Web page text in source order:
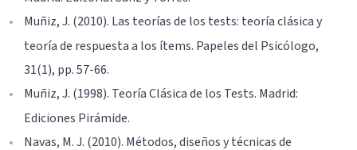
Muñiz, J. (2010). Las teorías de los tests: teoría clásica y
teoría de respuesta a los ítems. Papeles del Psicólogo,
31(1), pp. 57-66.
Muñiz, J. (1998). Teoría Clásica de los Tests. Madrid:
Ediciones Pirámide.
Navas, M. J. (2010). Métodos, diseños y técnicas de